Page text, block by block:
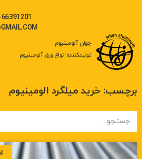
جهان آلومینیوم
تولیدکننده انواع ورق آلومینیوم
برچسب: خرید میلگرد الومینیوم